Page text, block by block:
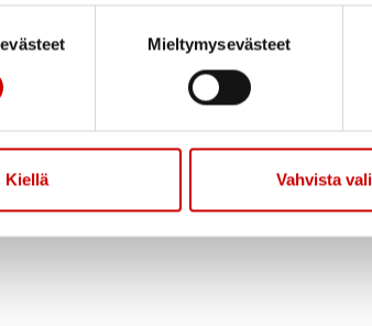
Mieltymysevästeet
Kiellä Vahvista
kannattajajäseniltä 20 €. Liity
printtinä ja verkkonäköislehtenä)